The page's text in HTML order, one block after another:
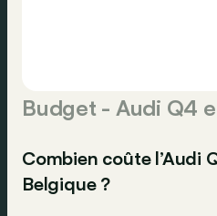
Budget - Audi Q4
Combien coûte l’Audi
Belgique ?